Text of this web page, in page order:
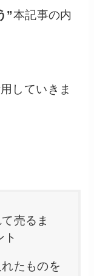
”本記事の内
していきま
売るま
ト
たものを